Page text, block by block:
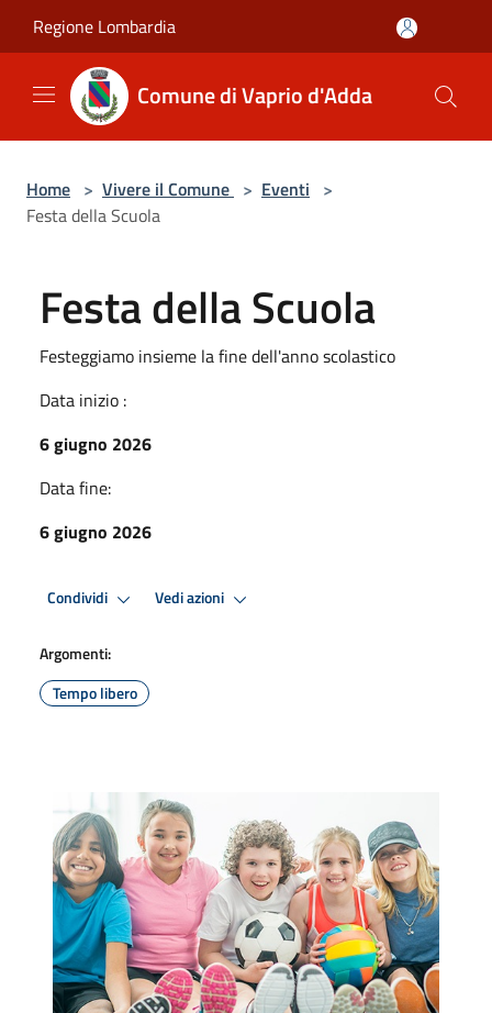
Regione Lombardia
Comune di Vaprio d'Adda
Home > Vivere il Comune > Eventi >
Festa della Scuola
Festa della Scuola
Festeggiamo insieme la fine dell'anno scolastico
Data inizio :
6 giugno 2026
Data fine:
6 giugno 2026
Condividi Vedi azioni
Argomenti:
Tempo libero